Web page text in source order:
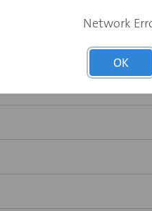
Network
OK